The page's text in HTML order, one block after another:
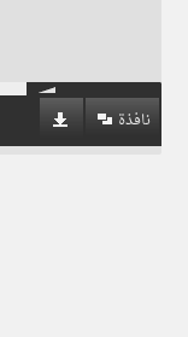
نافذة